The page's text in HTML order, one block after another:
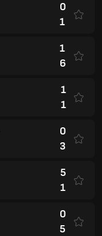
0
1
1
6
1
1
0
3
5
1
0
5